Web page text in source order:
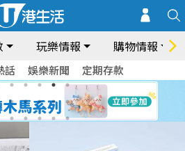
玩樂情報 購物情報
話 娛樂新聞 定期存款